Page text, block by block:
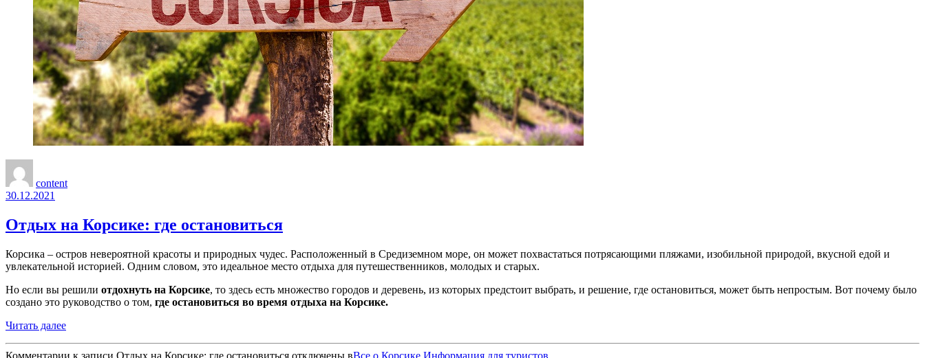
content
30.12.2021
Отдых на Корсике: где остановиться
Корсика – остров невероятной красоты и природных чудес. Расположенный в Средиземном море, он может похвастаться потрясающими пляжами, изобильной природой, вкусной едой и
увлекательной историей. Одним словом, это идеальное место отдыха для путешественников, молодых и старых.
Но если вы решили отдохнуть на Корсике, то здесь есть множество городов и деревень, из которых предстоит выбрать, и решение, где остановиться, может быть непростым. Вот почему было
создано это руководство о том, где остановиться во время отдыха на Корсике.
Читать далее
Комментарии к записи Отдых на Корсике: где остановиться отключены вВсе о Корсике Информация для туристов